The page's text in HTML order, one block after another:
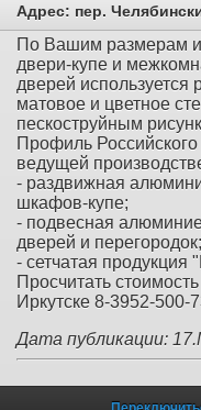
Адрес: пер.
По Вашим размерам
двери-купе и
дверей используется
матовое и цветное
пескоструйным
Профиль
ведущей
- раздвижная
шкафов-купе;
- подвесная
дверей и перегородок;
- сетчатая продукция
Просчитать
Иркутске 8-3952-500-
Дата публикации: